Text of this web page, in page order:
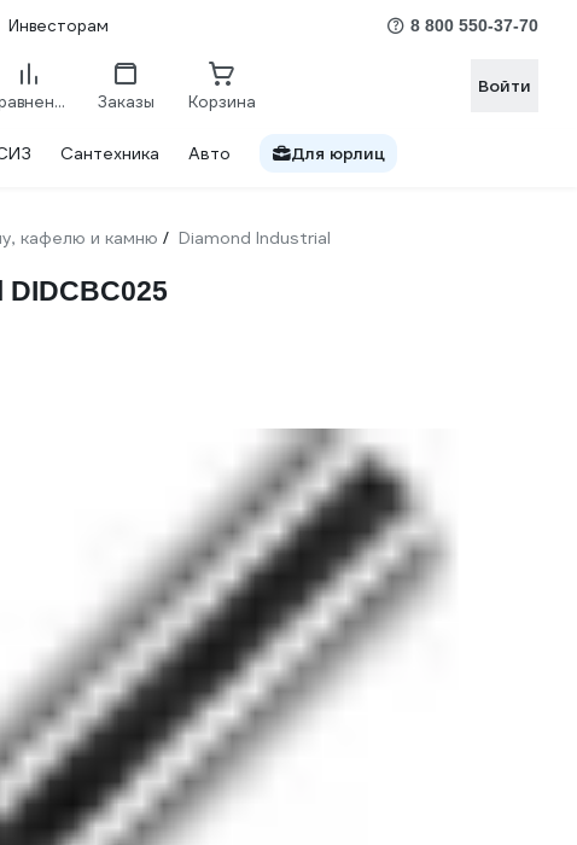
Инвесторам 8 800 550-37-70
Сравнение Заказы Корзина
Войти
Сантехника Авто Для юрлиц
кафелю и камню / Diamond Industrial